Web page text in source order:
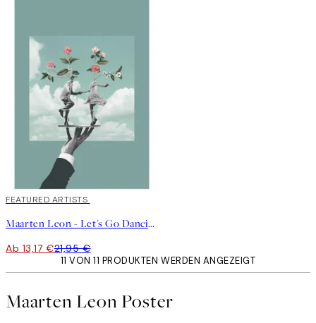
40%*
FEATURED ARTISTS
Maarten Leon - Let's Go Dancing Poster
Ab 13,17 €21,95 €
11 VON 11 PRODUKTEN WERDEN ANGEZEIGT
Maarten Leon Poster